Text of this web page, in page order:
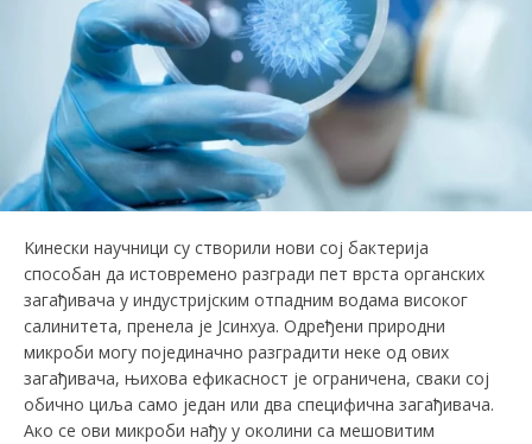
Kинески научници су створили нови сој бактерија
способан да истовремено разгради пет врста органских
загађивача у индустријским отпадним водама високог
салинитета, пренела је Јсинхуа. Одређени природни
микроби могу појединачно разградити неке од ових
загађивача, њихова ефикасност је ограничена, сваки сој
обично циља само један или два специфична загађивача.
Ако се ови микроби нађу у околини са мешовитим